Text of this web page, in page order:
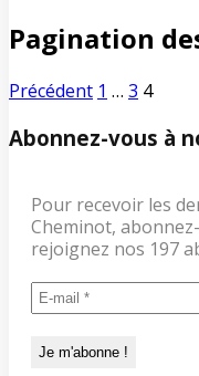
Pagination
Précédent 1 … 3 4
Abonnez-vous à
Pour recevoir les
Cheminot,
rejoignez nos 197